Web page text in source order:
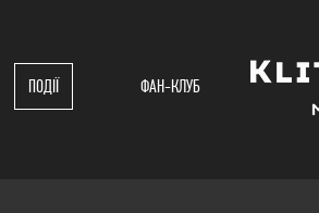
ПОДІЇ ФАН-КЛУБ